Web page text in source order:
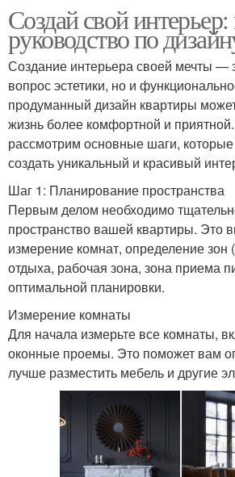
Создай свой
руководство по
Создание интерьера своей мечты —
вопрос эстетики, но и
продуманный дизайн квартиры
жизнь более комфортной и
рассмотрим основные шаги,
создать уникальный и красивый
Шаг 1: Планирование пространства
Первым делом необходимо
пространство вашей квартиры. Это
измерение комнат, определение зон
отдыха, рабочая зона, зона приема
оптимальной планировки.
Измерение комнаты
Для начала измерьте все комнаты,
оконные проемы. Это поможет вам
лучше разместить мебель и другие